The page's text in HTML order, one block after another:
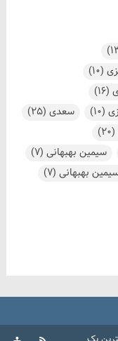
(10)
(16)
(10) سعدی(25)
(20)
سیمین بهبهانی(7)
بهبهانی(7)